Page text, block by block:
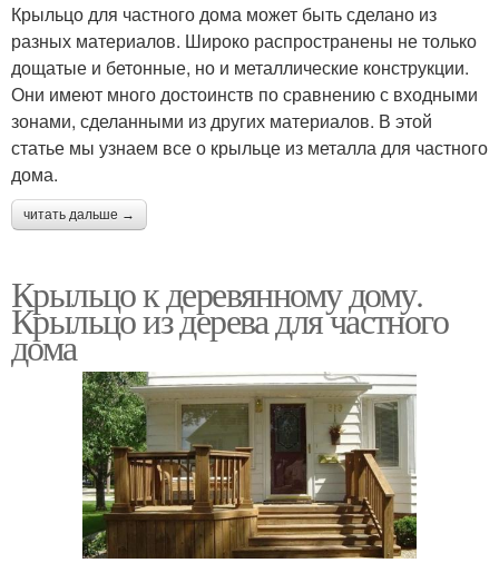
Крыльцо для частного дома может быть сделано из
разных материалов. Широко распространены не только
дощатые и бетонные, но и металлические конструкции.
Они имеют много достоинств по сравнению с входными
зонами, сделанными из других материалов. В этой
статье мы узнаем все о крыльце из металла для частного
дома.
читать дальше →
Крыльцо к деревянному дому.
Крыльцо из дерева для частного
дома